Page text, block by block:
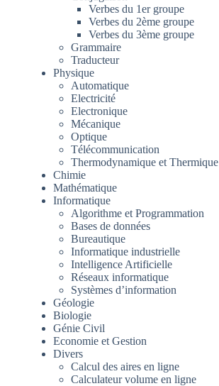
Verbes du 1er groupe
Verbes du 2ème groupe
Verbes du 3ème groupe
Grammaire
Traducteur
Physique
Automatique
Electricité
Electronique
Mécanique
Optique
Télécommunication
Thermodynamique et Thermique
Chimie
Mathématique
Informatique
Algorithme et Programmation
Bases de données
Bureautique
Informatique industrielle
Intelligence Artificielle
Réseaux informatique
Systèmes d’information
Géologie
Biologie
Génie Civil
Economie et Gestion
Divers
Calcul des aires en ligne
Calculateur volume en ligne